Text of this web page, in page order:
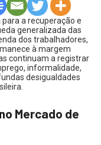
a recuperação e
generalizada das
dos trabalhadores,
à margem
continuam a registrar
informalidade,
desigualdades
Mercado de